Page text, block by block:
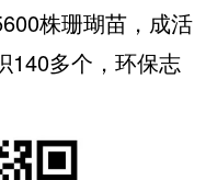
株珊瑚苗，成活
140多个，环保志